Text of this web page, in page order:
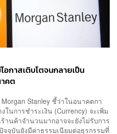
กาสเติบโตจนกลายเป็น
คต
Stanley ชี้ว่าในอนาคตกา
นการชำระเงิน (Currency) จะเพิ่ม
นค้าจำนวนมากอาจจะยังไม่รับการ
จุบันยังมีค่าธรรมเนียมต่อธุรกรรมที่